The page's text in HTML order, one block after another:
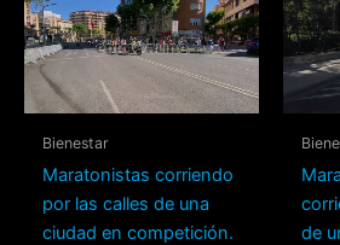
Bienestar
Maratonistas corriendo
por las calles de una
ciudad en competición.
de